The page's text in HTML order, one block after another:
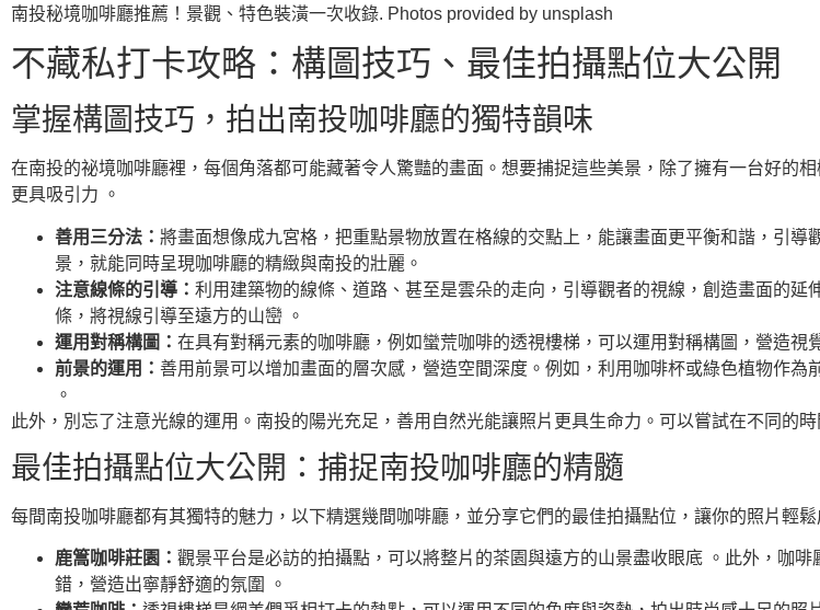
南投秘境咖啡廳推薦！景觀、特色裝潢一次收錄. Photos provided by unsplash
不藏私打卡攻略：構圖技巧、最佳拍攝點位大公開
掌握構圖技巧，拍出南投咖啡廳的獨特韻味
在南投的祕境咖啡廳裡，每個角落都可能藏著令人驚豔的畫面。想要捕捉這些美景，除了擁有一台好的
更具吸引力 。
善用三分法： 將畫面想像成九宮格，把重點景物放置在格線的交點上，能讓畫面更平衡和諧，引
景，就能同時呈現咖啡廳的精緻與南投的壯麗。
注意線條的引導： 利用建築物的線條、道路、甚至是雲朵的走向，引導觀者的視線，創造畫面的
條，將視線引導至遠方的山巒 。
運用對稱構圖： 在具有對稱元素的咖啡廳，例如蠻荒咖啡的透視樓梯，可以運用對稱構圖，營造視
前景的運用： 善用前景可以增加畫面的層次感，營造空間深度。例如，利用咖啡杯或綠色植物作
。
此外，別忘了注意光線的運用。南投的陽光充足，善用自然光能讓照片更具生命力。可以嘗試在不同的
最佳拍攝點位大公開：捕捉南投咖啡廳的精髓
每間南投咖啡廳都有其獨特的魅力，以下精選幾間咖啡廳，並分享它們的最佳拍攝點位，讓你的照片輕鬆
鹿篙咖啡莊園： 觀景平台是必訪的拍攝點，可以將整片的茶園與遠方的山景盡收眼底 。此外，咖
錯，營造出寧靜舒適的氛圍 。